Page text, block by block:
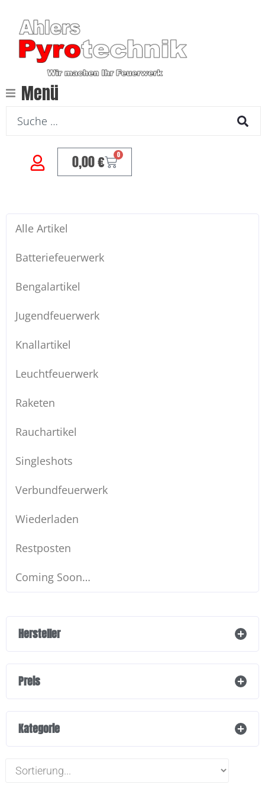
Menü
0,00€ 0
Alle Artikel
Batteriefeuerwerk
Bengalartikel
Jugendfeuerwerk
Knallartikel
Leuchtfeuerwerk
Raketen
Rauchartikel
Singleshots
Verbundfeuerwerk
Wiederladen
Restposten
Coming Soon…
Hersteller
Preis
Kategorie